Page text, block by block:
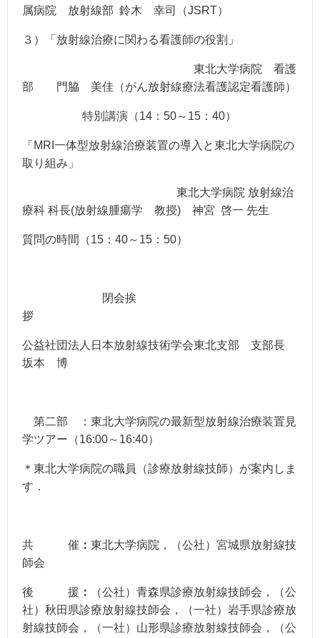
属病院 放射線部 鈴木 幸司（JSRT）
３）「放射線治療に関わる看護師の役割」
東北大学病院 看護
部 門脇 美佳（がん放射線療法看護認定看護師）
特別講演（14：50～15：40）
「MRI一体型放射線治療装置の導入と東北大学病院の
取り組み」
東北大学病院 放射線治
療科 科長(放射線腫瘍学 教授) 神宮 啓一 先生
質問の時間（15：40～15：50）
閉会挨
拶
公益社団法人日本放射線技術学会東北支部 支部長
坂本 博
第二部
：東北大学病院の最新型放射線治療装置見
学ツアー（16:00～16:40）
＊東北大学病院の職員（診療放射線技師）が案内しま
す．
共 催 ： 東北大学病院，（公社）宮城県放射線技
師会
後 援 ：
（公社）青森県診療放射線技師会，（公
社）秋田県診療放射線技師会，（一社）岩手県診療放
射線技師会，
（一社）山形県診療放射線技師会，（公